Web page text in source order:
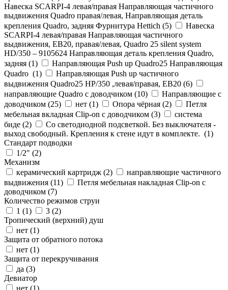
Навеска SCARPI-4 левая/правая Направляющая частичного
выдвижения Quadro правая/левая, Направляющая деталь
крепления Quadro, задняя Фурнитура Hettich (5)
Навеска
SCARPI-4 левая/правая Направляющая частичного
выдвижения, ЕВ20, правая/левая, Quadro 25 silent system
HD/350 – 9105624 Направляющая деталь крепления Quadro,
задняя (1)
Направляющая Push up Quadro25 Направляющая
Quadro (1)
Направляющая Push up частичного
выдвижения Quadro25 НР/350 ,левая/правая, ЕВ20 (6)
направляющие Quadro с доводчиком (10)
Направляющие с
доводчиком (25) нет (1) Опора чёрная (2)
Петля
мебельная вкладная Clip-on с доводчиком (3)
система
биде (2)
Со светодиодной подсветкой. Без выключателя -
выход свободный. Крепления к стене идут в комплекте. (1)
Стандарт подводки
1/2" (2)
Механизм
керамический картридж (2)
направляющие частичного
выдвижения (11)
Петля мебельная накладная Clip-on с
доводчиком (7)
Количество режимов струи
1 (1) 3 (2)
Тропический (верхний) душ
нет (1)
Защита от обратного потока
нет (1)
Защита от перекручивания
да (3)
Девиатор
нет (1)